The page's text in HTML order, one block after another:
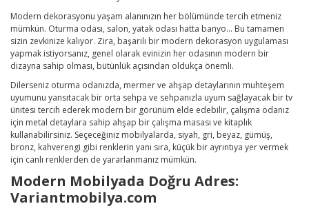
Modern dekorasyonu yaşam alanınızın her bölümünde tercih etmeniz
mümkün. Oturma odası, salon, yatak odası hatta banyo... Bu tamamen
sizin zevkinize kalıyor. Zira, başarılı bir modern dekorasyon uygulaması
yapmak istiyorsanız, genel olarak evinizin her odasının modern bir
dizayna sahip olması, bütünlük açısından oldukça önemli.
Dilerseniz oturma odanızda, mermer ve ahşap detaylarının muhteşem
uyumunu yansıtacak bir orta sehpa ve sehpanızla uyum sağlayacak bir tv
ünitesi tercih ederek modern bir görünüm elde edebilir, çalışma odanız
için metal detaylara sahip ahşap bir çalışma masası ve kitaplık
kullanabilirsiniz. Seçeceğiniz mobilyalarda, siyah, gri, beyaz, gümüş,
bronz, kahverengi gibi renklerin yanı sıra, küçük bir ayrıntıya yer vermek
için canlı renklerden de yararlanmanız mümkün.
Modern Mobilyada Doğru Adres:
Variantmobilya.com